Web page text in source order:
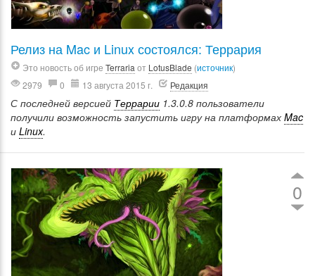
Релиз на Mac и Linux состоялся: Террария
Это новость об игре Terraria от LotusBlade (источник)
2979
0 13 августа 2015 г. Редакция
С последней версией Террарии 1.3.0.8 пользователи
получили возможность запустить игру на платформах Mac
и Linux.
0